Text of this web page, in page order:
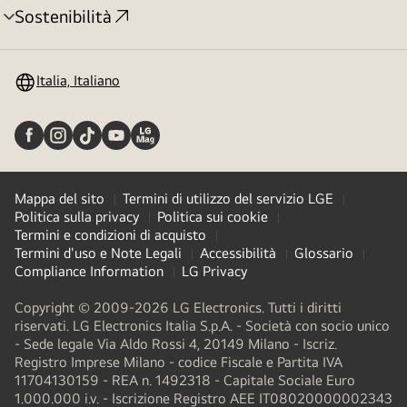
Sostenibilità
Attivazione
Italia, Italiano
Mappa del sito
Termini di utilizzo del servizio LGE
Politica sulla privacy
Politica sui cookie
Termini e condizioni di acquisto
Termini d'uso e Note Legali
Accessibilità
Glossario
Compliance Information
LG Privacy
Copyright © 2009-2026 LG Electronics. Tutti i diritti
riservati. LG Electronics Italia S.p.A. - Società con socio unico
- Sede legale Via Aldo Rossi 4, 20149 Milano - Iscriz.
Registro Imprese Milano - codice Fiscale e Partita IVA
11704130159 - REA n. 1492318 - Capitale Sociale Euro
1.000.000 i.v. - Iscrizione Registro AEE IT08020000002343​